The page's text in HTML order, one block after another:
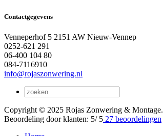
Contactgegevens
Venneperhof 5 2151 AW Nieuw-Vennep
0252-621 291
06-400 104 80
084-7116910
info@rojaszonwering.nl
Copyright © 2025 Rojas Zonwering & Montage.
Beoordeling door klanten: 5/5 27 beoordelingen